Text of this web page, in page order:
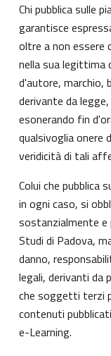
Chi pubblica sulle
garantisce
oltre a non essere
nella sua legittima
d'autore,
derivante da
esonerando fin
qualsivoglia onere
veridicità di tali
Colui che pubblica
in ogni caso, si
sostanzialmente e
Studi di Padova,
danno,
legali, derivanti da
che soggetti terzi
contenuti
e-Learning.